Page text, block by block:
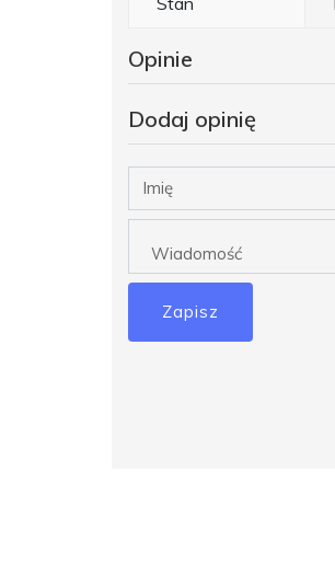
Opinie
Dodaj opinię
Zapisz